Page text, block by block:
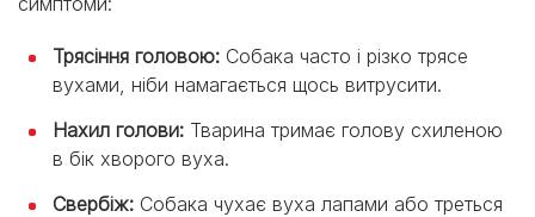
Трясіння головою: Собака часто і різко трясе
вухами, ніби намагається щось витрусити.
Нахил голови: Тварина тримає голову схиленою
в бік хворого вуха.
Свербіж: Собака чухає вуха лапами або треться